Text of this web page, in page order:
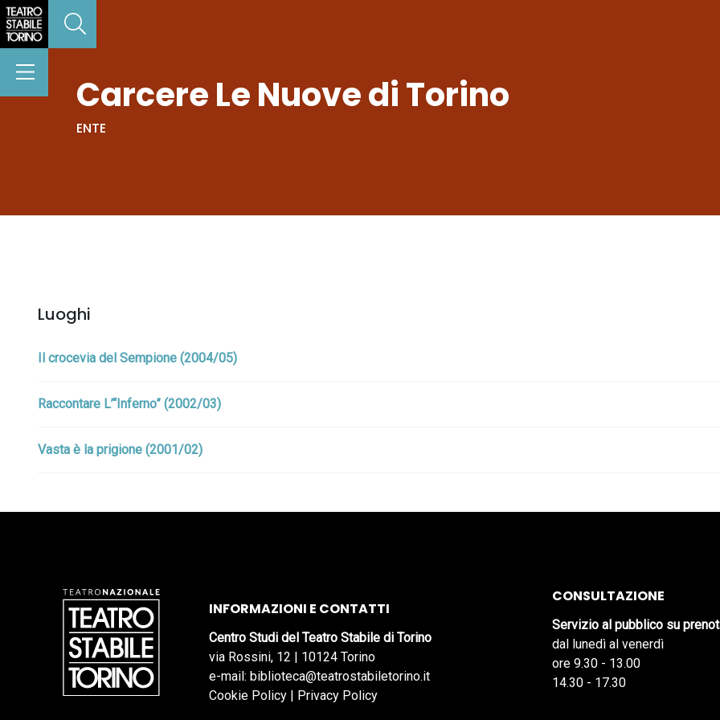
Carcere Le Nuove di Torino
ENTE
Luoghi
Il crocevia del Sempione (2004/05)
Raccontare L’“Inferno” (2002/03)
Vasta è la prigione (2001/02)
INFORMAZIONI E CONTATTI
Centro Studi del Teatro Stabile di Torino
via Rossini, 12 | 10124 Torino
e-mail: biblioteca@teatrostabiletorino.it
Cookie Policy | Privacy Policy
CONSULTAZIONE
Servizio al pubblico su
dal lunedì al venerdì
ore 9.30 - 13.00
14.30 - 17.30